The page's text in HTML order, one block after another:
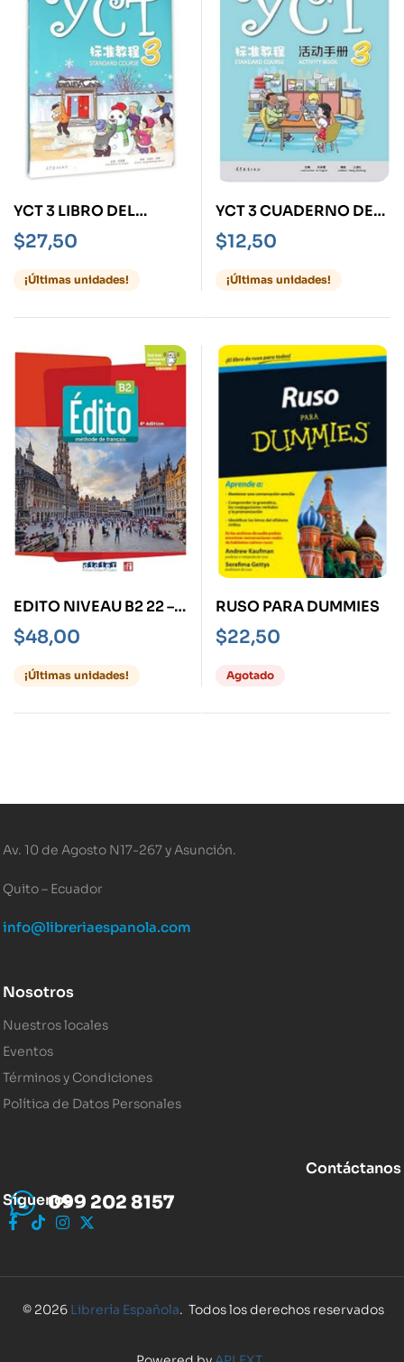
YCT 3 LIBRO DEL
ALUMNO
$27,50
¡Últimas unidades!
YCT 3 CUADERNO DE
ACTIVIDADES
$12,50
¡Últimas unidades!
EDITO NIVEAU B2 22 –
LIVR5E + DFLE
$48,00
¡Últimas unidades!
RUSO PARA DUMMIES
$22,50
Agotado
Av. 10 de Agosto N17-267 y Asunción.
Quito – Ecuador
info@libreriaespanola.com
Nosotros
Nuestros locales
Eventos
Términos y Condiciones
Política de Datos Personales
Contáctanos
099 202 8157
Síguenos
© 2026 Librería Española. Todos los derechos reservados